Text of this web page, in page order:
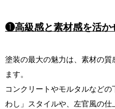
❶高級感と素材感を活か
塗装の最大の魅力は、素材の質
ます。
コンクリートやモルタルなど
わし」スタイルや、 左官風の仕